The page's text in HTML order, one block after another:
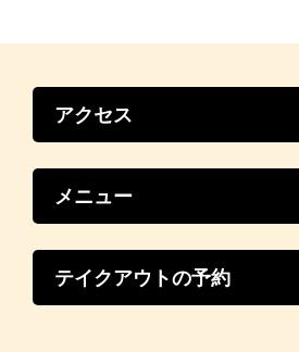
アクセス
メニュー
テイクアウトの予約